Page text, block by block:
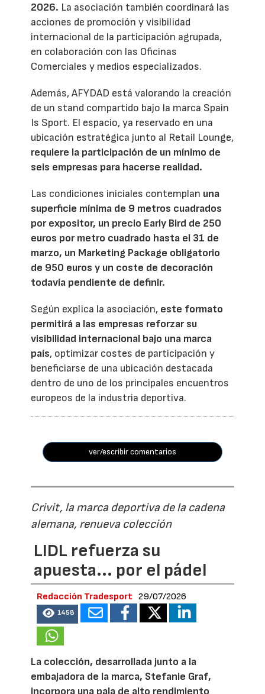
2026. La asociación también coordinará las
acciones de promoción y visibilidad
internacional de la participación agrupada,
en colaboración con las Oficinas
Comerciales y medios especializados.
Además, AFYDAD está valorando la creación
de un stand compartido bajo la marca Spain
Is Sport. El espacio, ya reservado en una
ubicación estratégica junto al Retail Lounge,
requiere la participación de un mínimo de
seis empresas para hacerse realidad.
Las condiciones iniciales contemplan una
superficie mínima de 9 metros cuadrados
por expositor, un precio Early Bird de 250
euros por metro cuadrado hasta el 31 de
marzo, un Marketing Package obligatorio
de 950 euros y un coste de decoración
todavía pendiente de definir.
Según explica la asociación, este formato
permitirá a las empresas reforzar su
visibilidad internacional bajo una marca
país, optimizar costes de participación y
beneficiarse de una ubicación destacada
dentro de uno de los principales encuentros
europeos de la industria deportiva.
ver/escribir comentarios
Crivit, la marca deportiva de la cadena
alemana, renueva colección
LIDL refuerza su
apuesta... por el pádel
Redacción Tradesport 29/07/2026
1458
La colección, desarrollada junto a la
embajadora de la marca, Stefanie Graf,
incorpora una pala de alto rendimiento